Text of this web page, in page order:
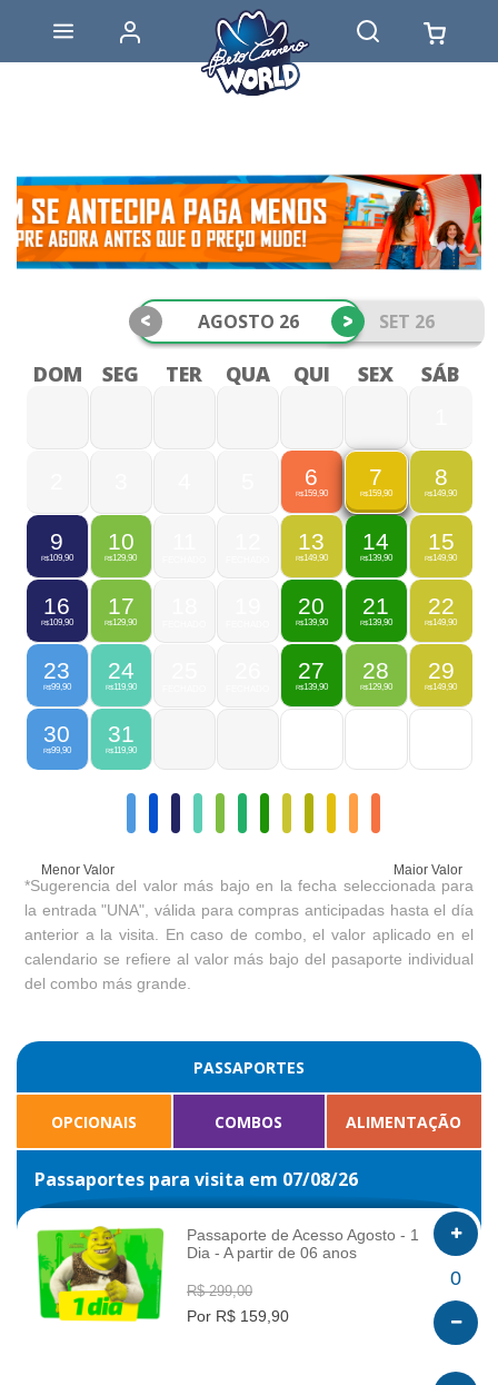
AGOSTO 26 SET 26
< >
DOM SEG TER QUA QUI SEX SÁB
6
R$159,90
7
R$159,90
8
R$149,90
9
R$109,90
10
R$129,90
13
R$149,90
14
R$139,90
15
R$149,90
16
R$109,90
17
R$129,90
20
R$139,90
21
R$139,90
22
R$149,90
23
R$99,90
24
R$119,90
27
R$139,90
28
R$129,90
29
R$149,90
30
R$99,90
31
R$119,90
Menor Valor Maior Valor
*Sugerencia del valor más bajo en la fecha seleccionada para
la entrada "UNA", válida para compras anticipadas hasta el día
anterior a la visita. En caso de combo, el valor aplicado en el
calendario se refiere al valor más bajo del pasaporte individual
del combo más grande.
PASSAPORTES
OPCIONAIS COMBOS ALIMENTAÇÃO
Passaportes para visita em 07/08/26
INFO
Passaporte de Acesso Agosto - 1
Dia - A partir de 06 anos
R$ 299,00
Por R$ 159,90
0